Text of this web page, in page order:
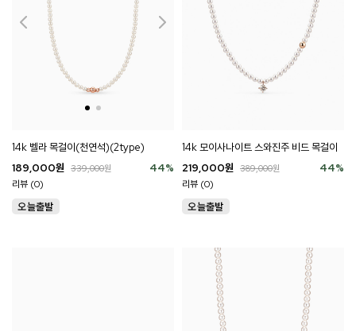
14k 벨라 목걸이(천연석)(2type)
44%
189,000원 339,000원
리뷰 (0)
14k 모이사나이트 스와진주 비드 목걸이
44%
219,000원 389,000원
리뷰 (0)